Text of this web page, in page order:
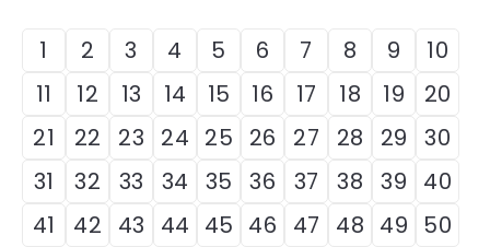
1 2 3 4 5 6 7 8 9
10
11
12 13 14 15 16 17 18 19
20
21
22 23 24 25 26 27 28 29
30
31
32 33 34 35 36 37 38 39
40
41
42 43 44 45 46 47 48 49 50